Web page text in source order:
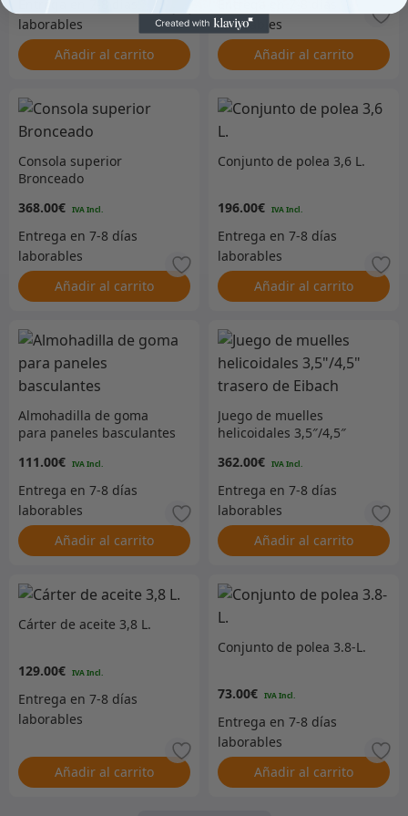
Añadir al carrito Añadir al carrito
Consola superior
Bronceado
368.00€
Añadir al carrito
Conjunto de polea 3,6 L.
196.00€
Añadir al carrito
Almohadilla de goma
para paneles basculantes
111.00€
Añadir al carrito
Juego de muelles
helicoidales 3,5″/4,5″
362.00€
Añadir al carrito
Cárter de aceite 3,8 L.
129.00€
Añadir al carrito
Conjunto de polea 3.8-L.
73.00€
Añadir al carrito